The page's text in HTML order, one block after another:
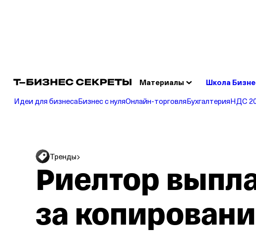
Материалы Школа
Идеи для бизнесаБизнес с нуляОнлайн‑торговляБухгалтерияНДС
Тренды
Риелтор
за